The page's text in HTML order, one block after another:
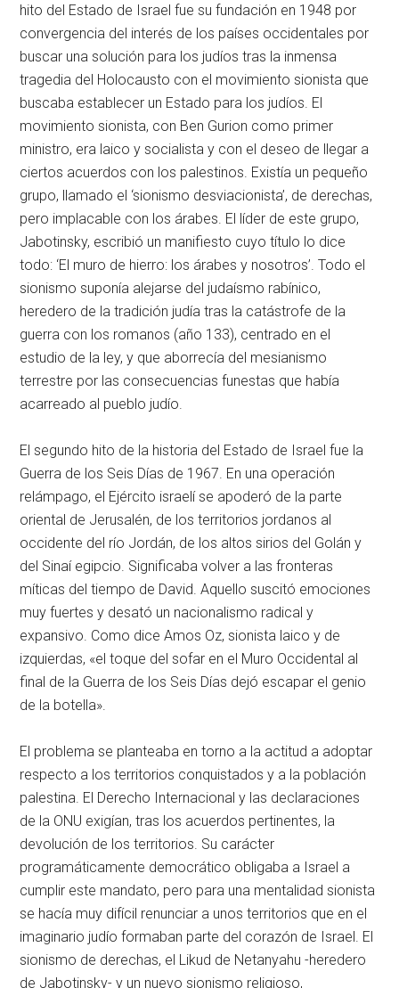
hito del Estado de Israel fue su fundación en 1948 por
convergencia del interés de los países occidentales por
buscar una solución para los judíos tras la inmensa
tragedia del Holocausto con el movimiento sionista que
buscaba establecer un Estado para los judíos. El
movimiento sionista, con Ben Gurion como primer
ministro, era laico y socialista y con el deseo de llegar a
ciertos acuerdos con los palestinos. Existía un pequeño
grupo, llamado el ‘sionismo desviacionista’, de derechas,
pero implacable con los árabes. El líder de este grupo,
Jabotinsky, escribió un manifiesto cuyo título lo dice
todo: ‘El muro de hierro: los árabes y nosotros’. Todo el
sionismo suponía alejarse del judaísmo rabínico,
heredero de la tradición judía tras la catástrofe de la
guerra con los romanos (año 133), centrado en el
estudio de la ley, y que aborrecía del mesianismo
terrestre por las consecuencias funestas que había
acarreado al pueblo judío.
El segundo hito de la historia del Estado de Israel fue la
Guerra de los Seis Días de 1967. En una operación
relámpago, el Ejército israelí se apoderó de la parte
oriental de Jerusalén, de los territorios jordanos al
occidente del río Jordán, de los altos sirios del Golán y
del Sinaí egipcio. Significaba volver a las fronteras
míticas del tiempo de David. Aquello suscitó emociones
muy fuertes y desató un nacionalismo radical y
expansivo. Como dice Amos Oz, sionista laico y de
izquierdas, «el toque del sofar en el Muro Occidental al
final de la Guerra de los Seis Días dejó escapar el genio
de la botella».
El problema se planteaba en torno a la actitud a adoptar
respecto a los territorios conquistados y a la población
palestina. El Derecho Internacional y las declaraciones
de la ONU exigían, tras los acuerdos pertinentes, la
devolución de los territorios. Su carácter
programáticamente democrático obligaba a Israel a
cumplir este mandato, pero para una mentalidad sionista
se hacía muy difícil renunciar a unos territorios que en el
imaginario judío formaban parte del corazón de Israel. El
sionismo de derechas, el Likud de Netanyahu -heredero
de Jabotinsky- y un nuevo sionismo religioso,